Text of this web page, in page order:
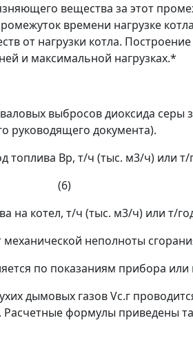
вещества за этот
времени нагрузке
от нагрузки котла.
и максимальной нагрузках.*
выбросов диоксида серы
руководящего документа).
топлива Вр, т/ч (тыс. м3/ч) или т/
на котел, т/ч (тыс. м3/ч) или т/
механической неполноты
по показаниям прибора
дымовых газовVс.г
формулы приведены